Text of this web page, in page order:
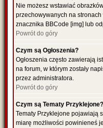
Nie możesz wstawiać
przechowywanych na
znacznika BBCode [img] lub
Powrót do góry
Czym są Ogłoszenia?
Ogłoszenia często zawierają
na forum, w którym zostały
przez administratora.
Powrót do góry
Czym są Tematy Przyklejone?
Tematy Przyklejone pojawiają
miarę możliwości powinieneś